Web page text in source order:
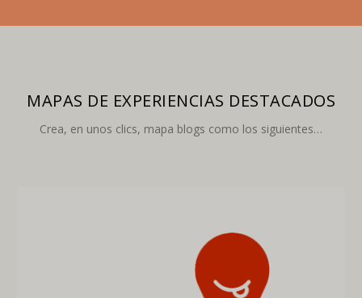
MAPAS DE EXPERIENCIAS DESTACADOS
Crea, en unos clics, mapa blogs como los siguientes…